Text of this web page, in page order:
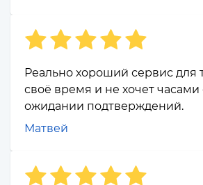
Реально хороший сервис для
своё время и не хочет часами
ожидании подтверждений.
Матвей